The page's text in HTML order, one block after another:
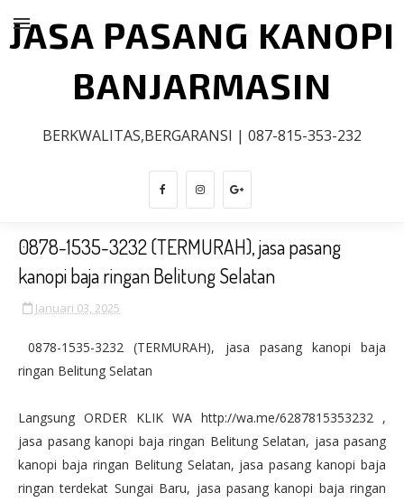
JASA PASANG KANOPI
BANJARMASIN
BERKWALITAS,BERGARANSI | 087-815-353-232
0878-1535-3232 (TERMURAH), jasa pasang
kanopi baja ringan Belitung Selatan
Januari 03, 2025
0878-1535-3232 (TERMURAH), jasa pasang kanopi baja
ringan Belitung Selatan
Langsung ORDER KLIK WA http://wa.me/6287815353232 ,
jasa pasang kanopi baja ringan Belitung Selatan, jasa pasang
kanopi baja ringan Belitung Selatan, jasa pasang kanopi baja
ringan terdekat Sungai Baru, jasa pasang kanopi baja ringan